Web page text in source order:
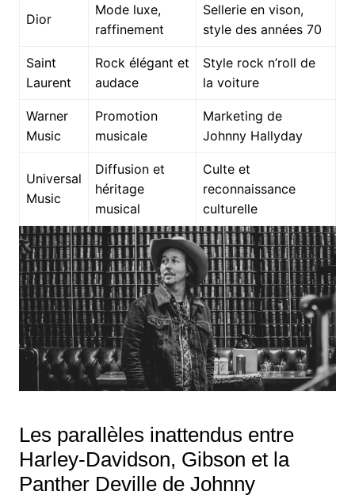
Dior
Mode luxe,
raffinement
Sellerie en vison,
style des années 70
Saint
Laurent
Rock élégant et
audace
Style rock n’roll de
la voiture
Warner
Music
Promotion
musicale
Marketing de
Johnny Hallyday
Universal
Music
Diffusion et
héritage
musical
Culte et
reconnaissance
culturelle
Les parallèles inattendus entre
Harley-Davidson, Gibson et la
Panther Deville de Johnny